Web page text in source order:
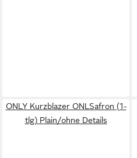
ONLY Kurzblazer ONLSafron (1-
tlg) Plain/ohne Details